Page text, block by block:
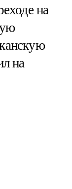
на
на